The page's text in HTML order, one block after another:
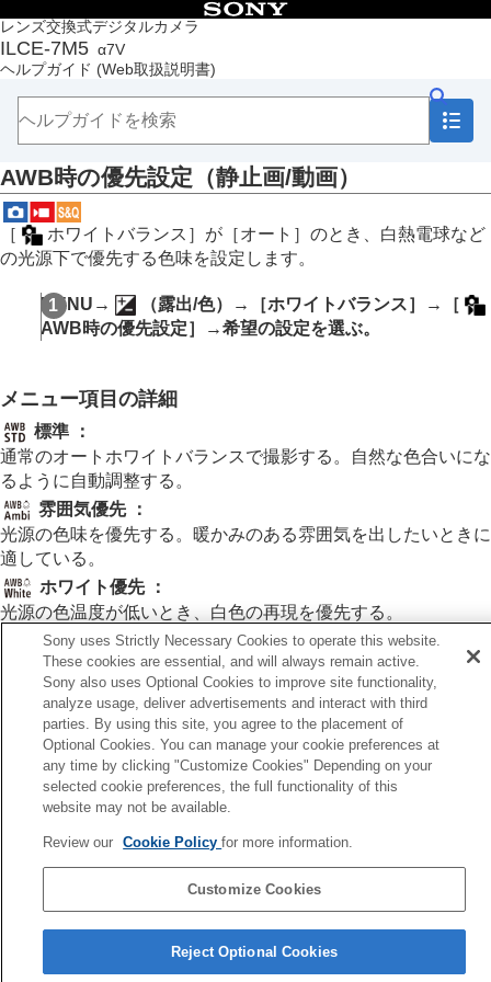
レンズ交換式デジタルカメラ
ILCE-7M5 α7V
ヘルプガイド (Web取扱説明書)
目次
トップページ
ヘルプガイドの使いかた
本体と付属品を確認する
本機の基本操作
準備/基本的な撮影
MENU一覧から機能を探す
撮影機能を活用する
この章の目次
自分撮り動画やVlog撮影に便利な機能
フォーカス（ピント）を合わせる
露出/測光を調整する
ISO感度を選ぶ
ホワイトバランス
ホワイトバランス
基準になる白色を取得してホワイトバランス
を設定する（カスタムホワイトバランス）
WB取り込み枠サイズ（静止画/動画）
シャッターAWBロック
ショックレスWB
Log撮影の設定
画像に効果を加える
ドライブモードを使う（連写/セルフタイマー）
セルフタイマー（動画）
インターバル撮影機能
より高画質の静止画を撮影する
画質や記録形式を設定する
タッチ機能を使う
ズームする
フラッシュを使う
手ブレを補正する
レンズ補正（静止画/動画）
撮影中の画面表示を設定する
AWB時の優先設定 （静止画/動画）
［ ホワイトバランス］ が［オート］ のとき、白熱電球など
の光源下で優先する色味を設定します。
MENU → （露出/色）→ ［ホワイトバランス］ →
［
AWB時の優先設定］
→希望の設定を選ぶ。
メニュー項目の詳細
標準
：
通常のオートホワイトバランスで撮影する。自然な色合いにな
るように自動調整する。
雰囲気優先 ：
光源の色味を優先する。暖かみのある雰囲気を出したいときに
適している。
ホワイト優先 ：
光源の色温度が低いとき、白色の再現を優先する。
関連項目
ホワイトバランス （静止画/動画）
取り込み枠サイズ（静止画/動画）
シャッターAWBロ
TP1002142763
言語選択ページへ
5-069-971-01(4)
Sony uses Strictly Necessary Cookies to operate this website.
These cookies are essential, and will always remain active.
Sony also uses Optional Cookies to improve site functionality,
analyze usage, deliver advertisements and interact with third
parties. By using this site, you agree to the placement of
Optional Cookies. You can manage your cookie preferences at
any time by clicking "Customize Cookies" Depending on your
selected cookie preferences, the full functionality of this
website may not be available.
Review our Cookie Policyfor more information.
Customize Cookies
Reject Optional Cookies